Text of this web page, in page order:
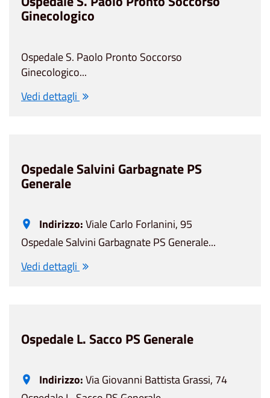
Ginecologico
Ospedale S. Paolo Pronto Soccorso
Ginecologico...
Vedi dettagli
Ospedale Salvini Garbagnate PS
Generale
Indirizzo:Viale Carlo Forlanini, 95
Ospedale Salvini Garbagnate PS Generale...
Vedi dettagli
Ospedale L. Sacco PS Generale
Indirizzo:Via Giovanni Battista Grassi, 74